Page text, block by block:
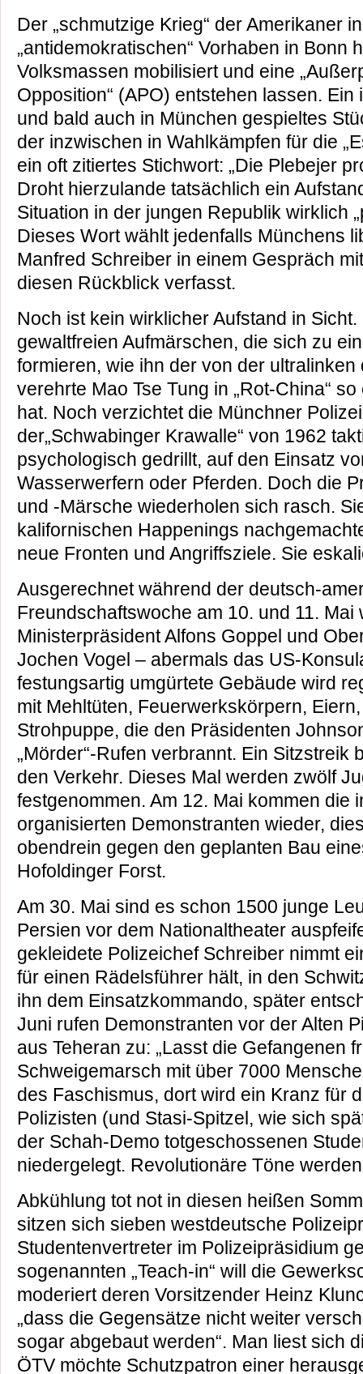
Der „schmutzige Krieg“ der Amerikaner
„antidemokratischen“ Vorhaben in Bonn
Volksmassen mobilisiert und eine
Opposition“ (APO) entstehen lassen.
und bald auch in München gespieltes
der inzwischen in Wahlkämpfen für die
ein oft zitiertes Stichwort: „Die Plebejer
Droht hierzulande tatsächlich ein
Situation in der jungen Republik wirklich
Dieses Wort wählt jedenfalls Münchens
Manfred Schreiber in einem Gespräch
diesen Rückblick verfasst.
Noch ist kein wirklicher Aufstand in
gewaltfreien Aufmärschen, die sich zu
formieren, wie ihn der von der ultralinken
verehrte Mao Tse Tung in „Rot-China“
hat. Noch verzichtet die Münchner
der„Schwabinger Krawalle“ von 1962
psychologisch gedrillt, auf den Einsatz
Wasserwerfern oder Pferden. Doch die
und -Märsche wiederholen sich rasch.
kalifornischen Happenings
neue Fronten und Angriffsziele. Sie
Ausgerechnet während der deutsch-
Freundschaftswoche am 10. und 11.
Ministerpräsident Alfons Goppel und
Jochen Vogel – abermals das US-
festungsartig umgürtete Gebäude wird
mit Mehltüten, Feuerwerkskörpern,
Strohpuppe, die den Präsidenten
„Mörder“-Rufen verbrannt. Ein Sitzstreik
den Verkehr. Dieses Mal werden zwölf
festgenommen. Am 12. Mai kommen die
organisierten Demonstranten wieder,
obendrein gegen den geplanten Bau
Hofoldinger Forst.
Am 30. Mai sind es schon 1500 junge
Persien vor dem Nationaltheater
gekleidete Polizeichef Schreiber nimmt
für einen Rädelsführer hält, in den
ihn dem Einsatzkommando, später
Juni rufen Demonstranten vor der Alten
aus Teheran zu: „Lasst die Gefangenen
Schweigemarsch mit über 7000
des Faschismus, dort wird ein Kranz für
Polizisten (und Stasi-Spitzel, wie sich
der Schah-Demo totgeschossenen
niedergelegt. Revolutionäre Töne
Abkühlung tot not in diesen heißen
sitzen sich sieben westdeutsche
Studentenvertreter im Polizeipräsidium
sogenannten „Teach-in“ will die
moderiert deren Vorsitzender Heinz
„dass die Gegensätze nicht weiter
sogar abgebaut werden“. Man liest sich
ÖTV möchte Schutzpatron einer